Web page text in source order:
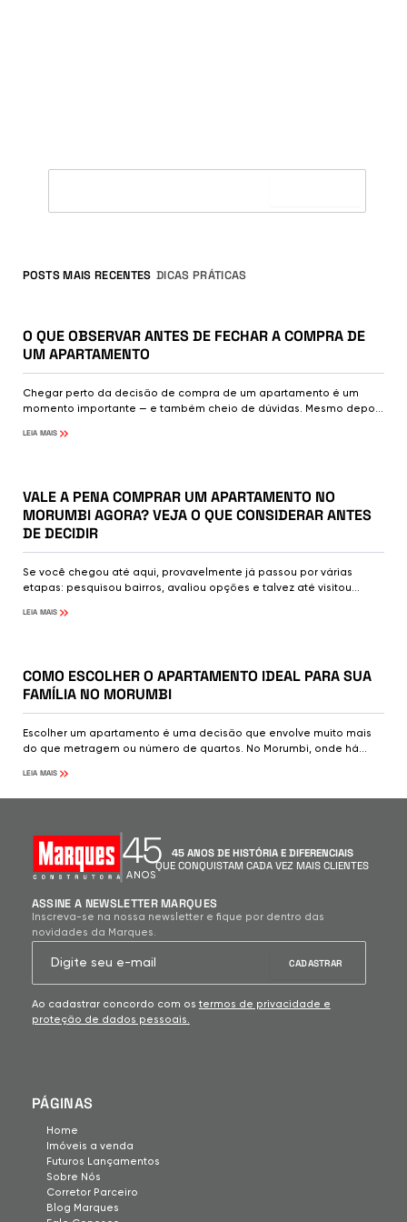
POSTS MAIS RECENTES DICAS PRÁTICAS
MERCADO IMOBILIÁRIO
O QUE OBSERVAR ANTES DE FECHAR A COMPRA DE
UM APARTAMENTO
Chegar perto da decisão de compra de um apartamento é um
momento importante — e também cheio de dúvidas. Mesmo depois
surgem perguntas como: “Será que estou fazendo a escolha
LEIA MAIS
MORANDO NO MORUMBI
VALE A PENA COMPRAR UM APARTAMENTO NO
MORUMBI AGORA? VEJA O QUE CONSIDERAR ANTES
DE DECIDIR
Se você chegou até aqui, provavelmente já passou por várias
etapas: pesquisou bairros, avaliou opções e talvez até visitou
importante: Vale a pena comprar um apartamento no Morumbi
LEIA MAIS
MORANDO NO MORUMBI
COMO ESCOLHER O APARTAMENTO IDEAL PARA SUA
FAMÍLIA NO MORUMBI
Escolher um apartamento é uma decisão que envolve muito mais
do que metragem ou número de quartos. No Morumbi, onde há
para fazer a melhor escolha.
LEIA MAIS
45
ANOS
45 ANOS DE HISTÓRIA E DIFERENCIAIS
QUE CONQUISTAM CADA VEZ MAIS CLIENTES
ASSINE A NEWSLETTER MARQUES
Inscreva-se na nossa newsletter e fique por dentro das
novidades da Marques.
Ao cadastrar concordo com os termos de privacidade e
proteção de dados pessoais.
PÁGINAS
Home
Imóveis a venda
Futuros Lançamentos
Sobre Nós
Corretor Parceiro
Blog Marques